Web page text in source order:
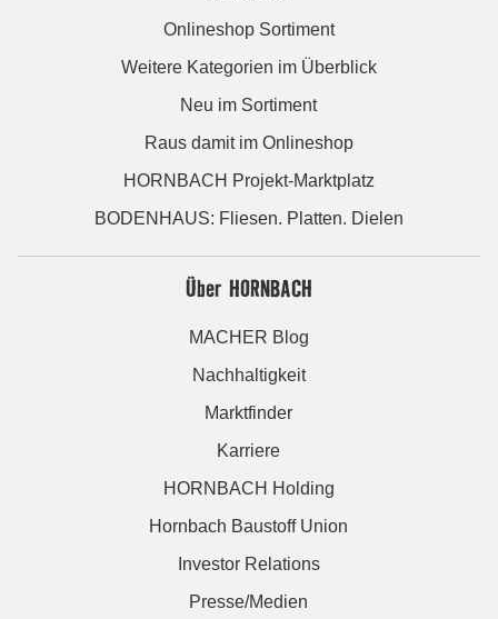
Onlineshop Sortiment
Weitere Kategorien im Überblick
Neu im Sortiment
Raus damit im Onlineshop
HORNBACH Projekt-Marktplatz
BODENHAUS: Fliesen. Platten. Dielen
Über HORNBACH
MACHER Blog
Nachhaltigkeit
Marktfinder
Karriere
HORNBACH Holding
Hornbach Baustoff Union
Investor Relations
Presse/Medien